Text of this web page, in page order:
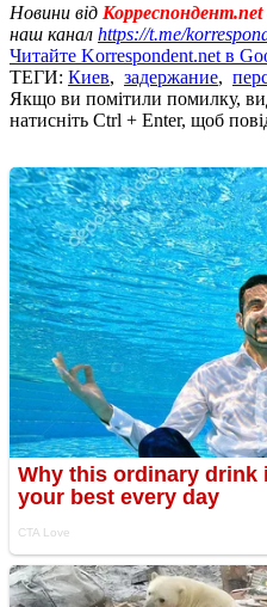
Новини від Корреспондент.net
наш канал https://t.me/
Читайте Korrespondent.net в
ТЕГИ: Киев, задержание,
Якщо ви помітили помилку,
натисніть Ctrl + Enter, щоб